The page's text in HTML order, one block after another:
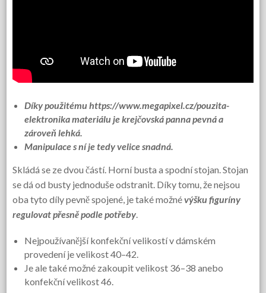
Díky použitémuhttps://www.megapixel.cz/pouzita-
elektronikamateriálu je krejčovská panna pevná a
zároveň lehká.
Manipulace s ní je tedy velice snadná.
Skládá se ze dvou částí. Horní busta a spodní stojan. Stojan
se dá od busty jednoduše odstranit. Díky tomu, že nejsou
oba tyto díly pevně spojené, je také možnévýšku figuríny
regulovat přesně podle potřeby.
Nejpoužívanější konfekční velikostí v dámském
provedení je velikost 40–42.
Je ale také možné zakoupit velikost 36–38 anebo
konfekční velikost 46.